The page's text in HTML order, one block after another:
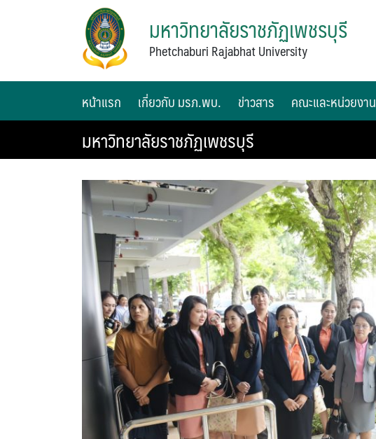
มหาวิทยาลัยราชภัฏเพชรบุรี
Phetchaburi Rajabhat University
หน้าแรก เกี่ยวกับ มรภ.พบ. ข่าวสาร คณะและหน่วยงาน
มหาวิทยาลัยราชภัฏเพชรบุรี